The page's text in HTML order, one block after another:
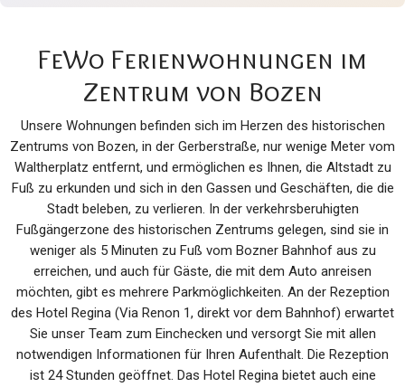
FeWo Ferienwohnungen im
Zentrum von Bozen
Unsere Wohnungen befinden sich im Herzen des historischen
Zentrums von Bozen, in der Gerberstraße, nur wenige Meter vom
Waltherplatz entfernt, und ermöglichen es Ihnen, die Altstadt zu
Fuß zu erkunden und sich in den Gassen und Geschäften, die die
Stadt beleben, zu verlieren. In der verkehrsberuhigten
Fußgängerzone des historischen Zentrums gelegen, sind sie in
weniger als 5 Minuten zu Fuß vom Bozner Bahnhof aus zu
erreichen, und auch für Gäste, die mit dem Auto anreisen
möchten, gibt es mehrere Parkmöglichkeiten. An der Rezeption
des Hotel Regina (Via Renon 1, direkt vor dem Bahnhof) erwartet
Sie unser Team zum Einchecken und versorgt Sie mit allen
notwendigen Informationen für Ihren Aufenthalt. Die Rezeption
ist 24 Stunden geöffnet. Das Hotel Regina bietet auch eine